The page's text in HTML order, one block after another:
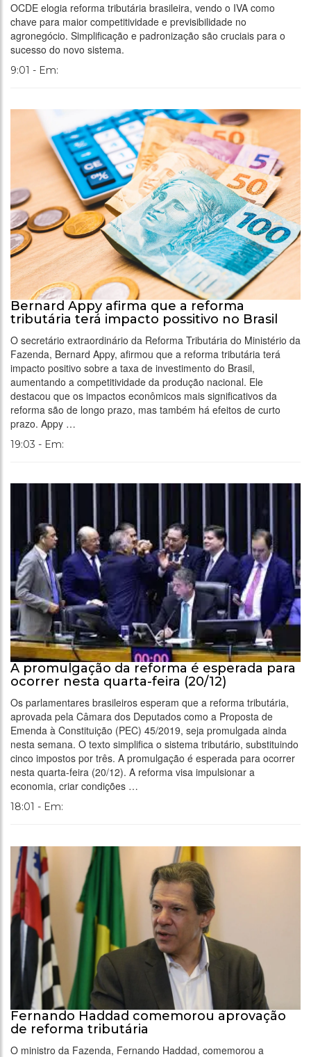
OCDE elogia reforma tributária brasileira, vendo o IVA como
chave para maior competitividade e previsibilidade no
agronegócio. Simplificação e padronização são cruciais para o
sucesso do novo sistema.
9:01 - Em:
Bernard Appy afirma que a reforma
tributária terá impacto possitivo no Brasil
O secretário extraordinário da Reforma Tributária do Ministério da
Fazenda, Bernard Appy, afirmou que a reforma tributária terá
impacto positivo sobre a taxa de investimento do Brasil,
aumentando a competitividade da produção nacional. Ele
destacou que os impactos econômicos mais significativos da
reforma são de longo prazo, mas também há efeitos de curto
prazo. Appy …
19:03 - Em:
A promulgação da reforma é esperada para
ocorrer nesta quarta-feira (20/12)
Os parlamentares brasileiros esperam que a reforma tributária,
aprovada pela Câmara dos Deputados como a Proposta de
Emenda à Constituição (PEC) 45/2019, seja promulgada ainda
nesta semana. O texto simplifica o sistema tributário, substituindo
cinco impostos por três. A promulgação é esperada para ocorrer
nesta quarta-feira (20/12). A reforma visa impulsionar a
economia, criar condições …
18:01 - Em:
Fernando Haddad comemorou aprovação
de reforma tributária
O ministro da Fazenda, Fernando Haddad, comemorou a